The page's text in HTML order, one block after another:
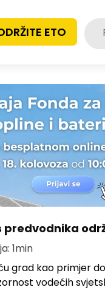
ETO
1min
grad kao primjer
vodećih